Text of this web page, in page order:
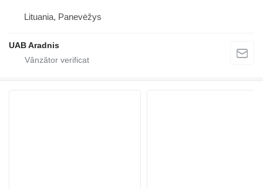
Lituania, Panevėžys
UAB Aradnis